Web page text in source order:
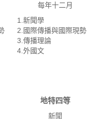
每年十二月
1.新聞學
2.國際傳播與國際現勢
3.傳播理論
4.外國文
地特四等
新聞